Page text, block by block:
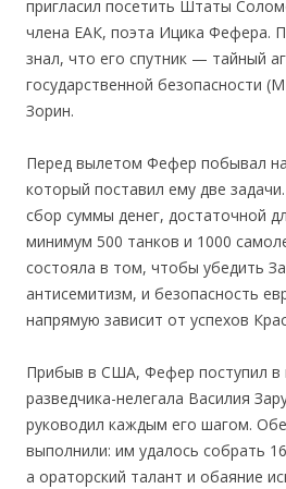
пригласил посетить Штаты
члена ЕАК, поэта Ицика Фефера.
знал, что его спутник — тайный
государственной безопасности
Зорин.
Перед вылетом Фефер побывал
который поставил ему две
сбор суммы денег, достаточной
минимум 500 танков и 1000
состояла в том, чтобы убедить
антисемитизм, и безопасность
напрямую зависит от успехов
Прибыв в США, Фефер поступил в
разведчика-нелегала Василия
руководил каждым его шагом.
выполнили: им удалось собрать
а ораторский талант и обаяние